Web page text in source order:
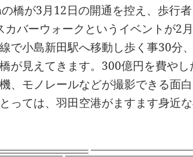
橋が3月12日の開通を控え、歩行
カバーウォークというイベントが2
で小島新田駅へ移動し歩く事30分
が見えてきます。300億円を費やし
、モノレールなどが撮影できる面
っては、羽田空港がますます身近